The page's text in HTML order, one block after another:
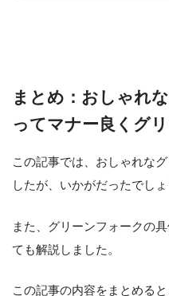
まとめ：おしゃれ
ってマナー良くグ
この記事では、おしゃれな
したが、いかがだったでしょ
また、グリーンフォークの
ても解説しました。
この記事の内容をまとめると